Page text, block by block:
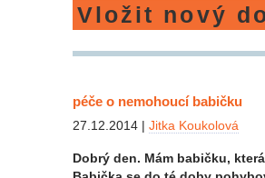
Vložit nový
péče o nemohoucí babičku
27.12.2014 | Jitka Koukolová
Dobrý den. Mám babičku,